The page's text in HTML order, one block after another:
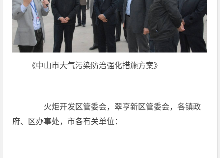
《中山市大气污染防治强化措施方案》
火炬开发区管委会，翠亨新区管委会，各镇政
府、区办事处，市各有关单位：